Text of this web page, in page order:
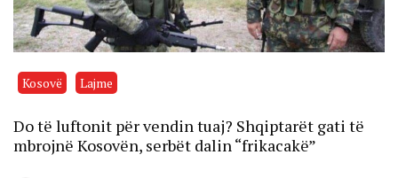
Kosovë Lajme
Do të luftonit për vendin tuaj? Shqiptarët gati të
mbrojnë Kosovën, serbët dalin “frikacakë”